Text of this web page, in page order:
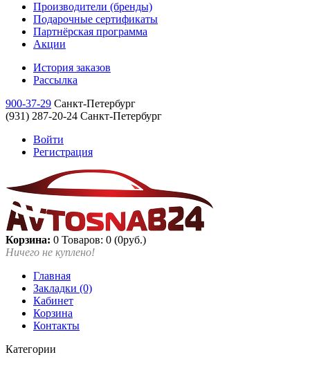
Производители (бренды)
Подарочные сертификаты
Партнёрская программа
Акции
История заказов
Рассылка
900-37-29 Санкт-Петербург
(931) 287-20-24 Санкт-Петербург
Войти
Регистрация
Корзина: 0 Товаров: 0 (0руб.)
Ничего не куплено!
Главная
Закладки (0)
Кабинет
Корзина
Контакты
Категории